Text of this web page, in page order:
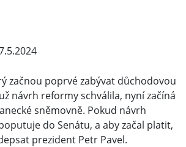
začnou poprvé zabývat důchodovou
návrh reformy schválila, nyní začíná
sněmovně. Pokud návrh
do Senátu, a aby začal platit,
prezident Petr Pavel.